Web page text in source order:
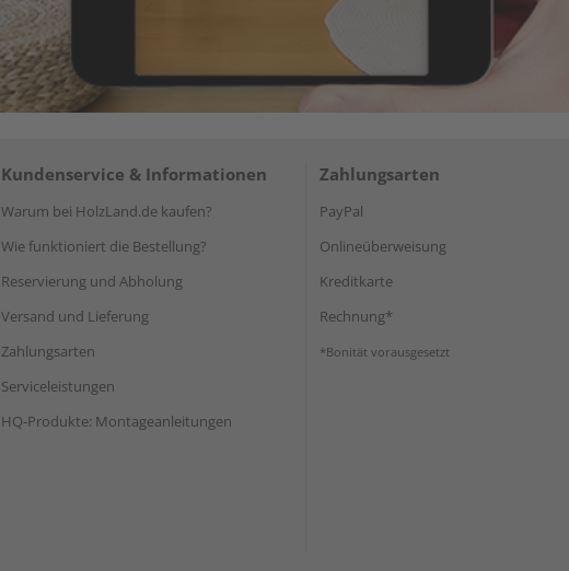
Kundenservice & Informationen
Warum bei HolzLand.de kaufen?
Wie funktioniert die Bestellung?
Reservierung und Abholung
Versand und Lieferung
Zahlungsarten
Serviceleistungen
HQ-Produkte: Montageanleitungen
Zahlungsarten
PayPal
Onlineüberweisung
Kreditkarte
Rechnung*
*Bonität vorausgesetzt